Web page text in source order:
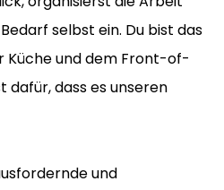
selbst ein. Du bist das
Küche und dem Front-of-
dafür, dass es unseren
und